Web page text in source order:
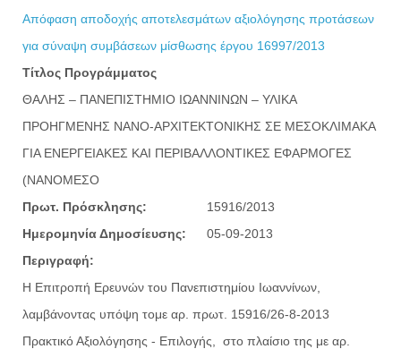
Απόφαση αποδοχής αποτελεσμάτων αξιολόγησης προτάσεων
για σύναψη συμβάσεων μίσθωσης έργου 16997/2013
Τίτλος Προγράμματος
ΘΑΛΗΣ – ΠΑΝΕΠΙΣΤΗΜΙΟ ΙΩΑΝΝΙΝΩΝ – ΥΛΙΚΑ
ΠΡΟΗΓΜΕΝΗΣ ΝΑΝΟ-ΑΡΧΙΤΕΚΤΟΝΙΚΗΣ ΣΕ ΜΕΣΟΚΛΙΜΑΚΑ
ΓΙΑ ΕΝΕΡΓΕΙΑΚΕΣ ΚΑΙ ΠΕΡΙΒΑΛΛΟΝΤΙΚΕΣ ΕΦΑΡΜΟΓΕΣ
(NANOMEΣΟ
Πρωτ. Πρόσκλησης:
15916/2013
Ημερομηνία Δημοσίευσης:
05-09-2013
Περιγραφή:
Η Επιτροπή Ερευνών του Πανεπιστημίου Ιωαννίνων,
λαμβάνοντας υπόψη τoμε αρ. πρωτ. 15916/26-8-2013
Πρακτικό Αξιολόγησης - Επιλογής, στο πλαίσιο της με αρ.